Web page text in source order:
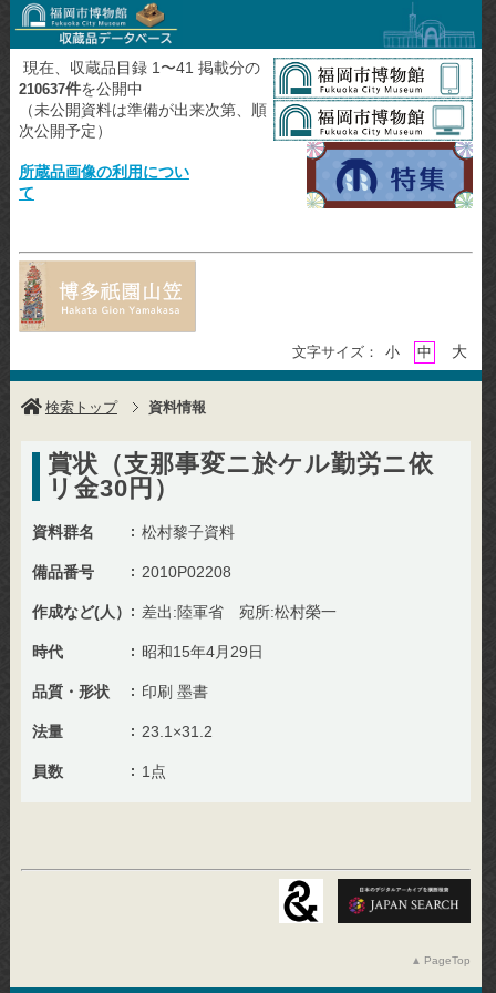
現在、収蔵品目録 1〜41 掲載分の
210637件を公開中
（未公開資料は準備が出来次第、順
次公開予定）
所蔵品画像の利用につい
て
文字サイズ： 小 中 大
検索トップ 資料情報
賞状（支那事変ニ於ケル勤労ニ依
リ金30円）
資料群名 松村黎子資料
備品番号 2010P02208
作成など(人） 差出:陸軍省 宛所:松村榮一
時代 昭和15年4月29日
品質・形状 印刷 墨書
法量 23.1×31.2
員数 1点
PageTop